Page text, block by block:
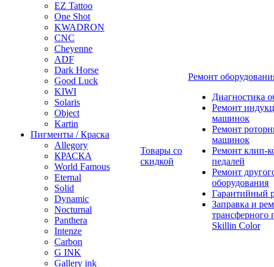
EZ Tattoo
One Shot
KWADRON
CNC
Cheyenne
ADF
Dark Horse
Good Luck
KIWI
Solaris
Object
Kartin
Пигменты / Краска
Allegory
КРАСКА
World Famous
Eternal
Solid
Dynamic
Nocturnal
Panthera
Intenze
Carbon
G INK
Gallery ink
Товары со
скидкой
Ремонт
Диагностика
Ремонт
машинок
Ремонт
машинок
Ремонт клип-
педалей
Ремонт
оборудования
Гарантийный
Заправка и
трансферного
Skillin Color